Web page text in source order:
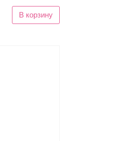
В корзину